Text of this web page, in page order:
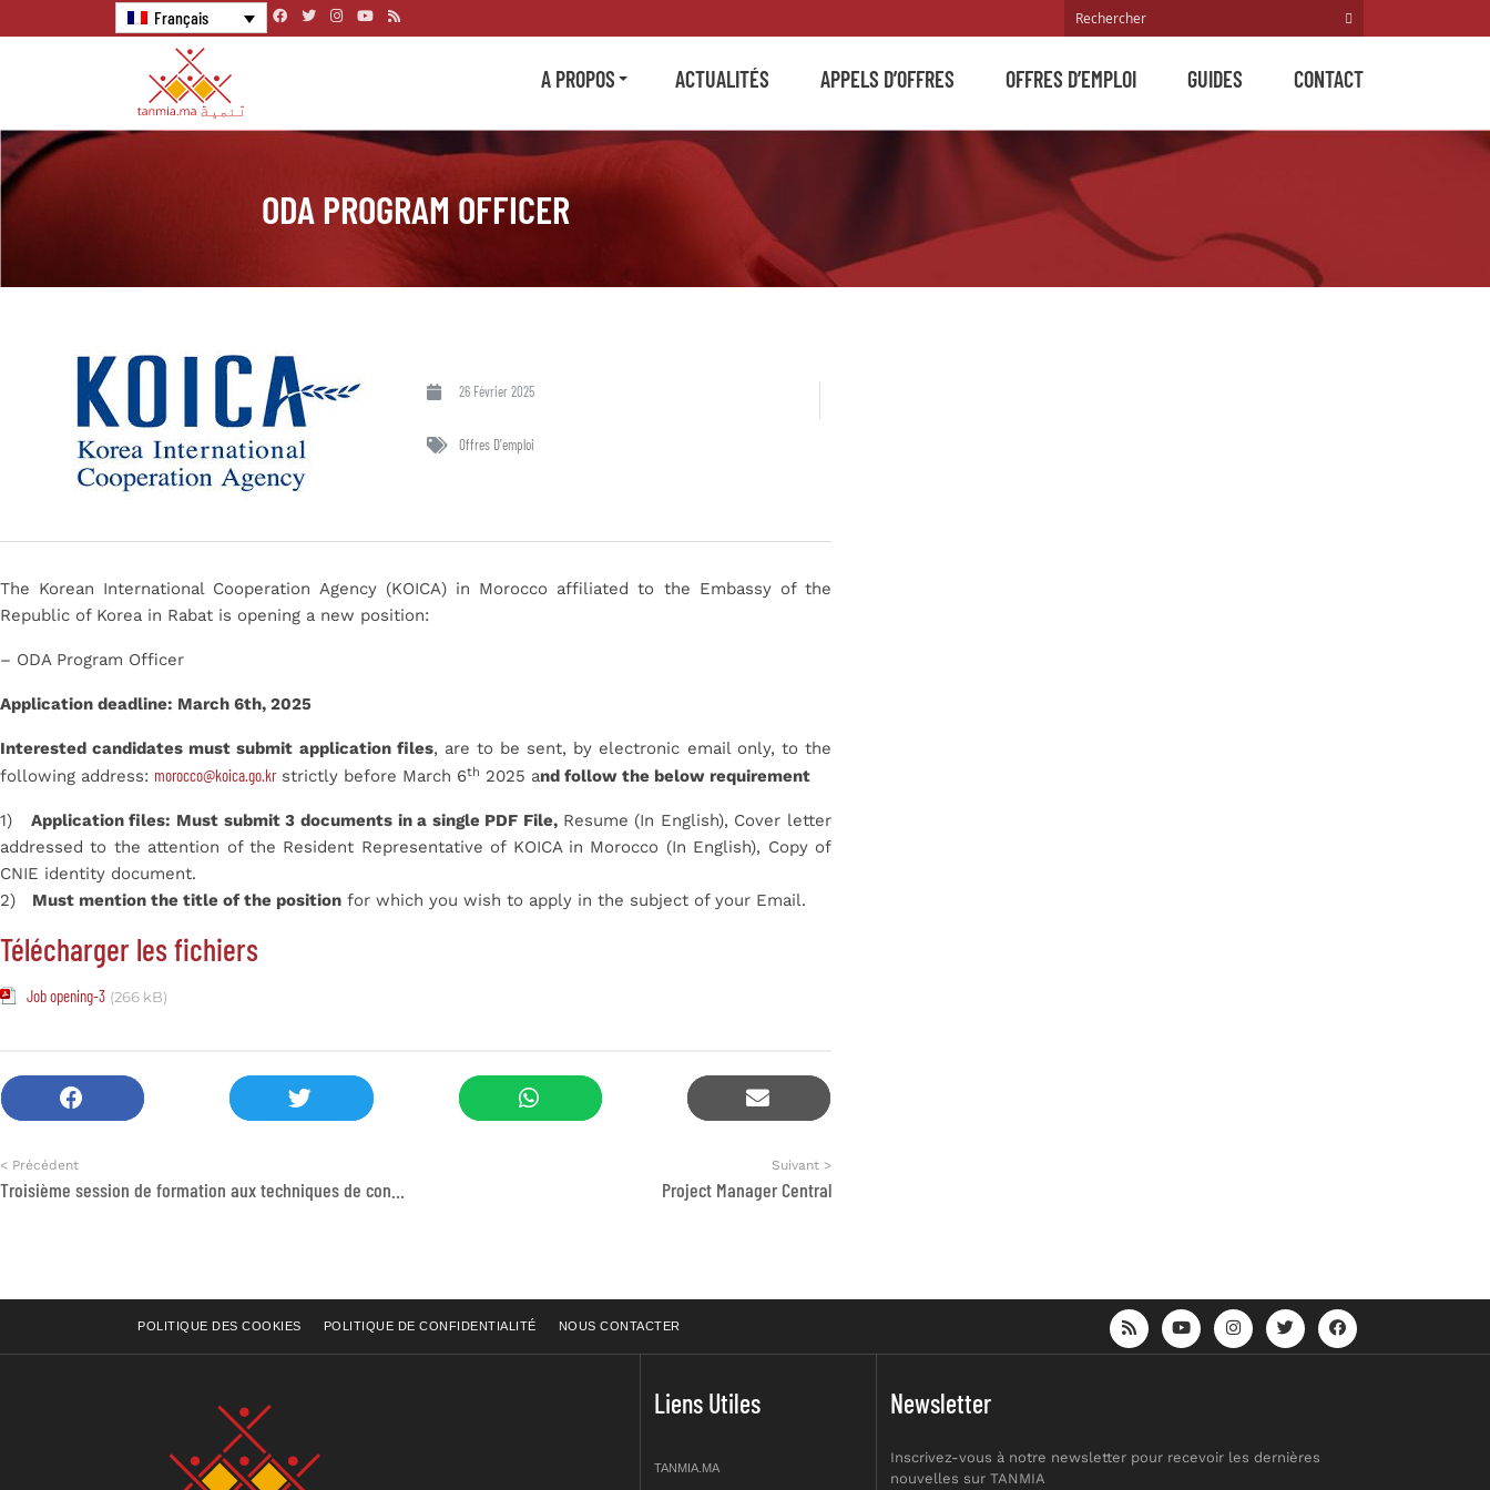
Français
A PROPOS ACTUALITÉS APPELS D’OFFRES OFFRES D’EMPLOI GUIDES CONTACT
ODA PROGRAM OFFICER
26 Février 2025
Offres D'emploi
The Korean International Cooperation Agency (KOICA) in Morocco affiliated to the Embassy of the
Republic of Korea in Rabat is opening a new position:
– ODA Program Officer
Application deadline: March 6th, 2025
Interested candidates must submit application files, are to be sent, by electronic email only, to the
following address: morocco@koica.go.kr strictly before March 6th 2025 and follow the below requirement
1) Application files: Must submit 3 documents in a single PDF File, Resume (In English), Cover letter
addressed to the attention of the Resident Representative of KOICA in Morocco (In English), Copy of
CNIE identity document.
2) Must mention the title of the position for which you wish to apply in the subject of your Email.
Télécharger les fichiers
Job opening-3 (266 kB)
< Précédent Suivant >
Project Manager Central
POLITIQUE DES COOKIES POLITIQUE DE CONFIDENTIALITÉ NOUS CONTACTER
Liens Utiles
TANMIA.MA
Newsletter
Inscrivez-vous à notre newsletter pour recevoir les dernières
nouvelles sur TANMIA